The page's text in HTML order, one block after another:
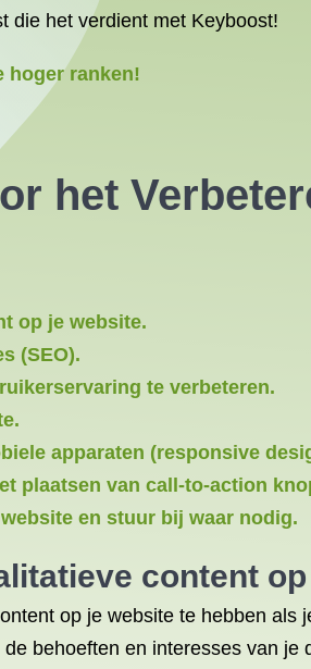
die het verdient met Keyboost!
hoger ranken!
het
op je website.
(SEO).
te verbeteren.
apparaten (responsive
plaatsen van call-to-action
en stuur bij waar nodig.
content
op je website te hebben
behoeften en interesses van